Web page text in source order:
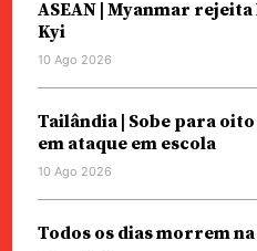
ASEAN | Myanmar
Kyi
10 Ago 2026
Tailândia | Sobe para
em ataque em escola
10 Ago 2026
Todos os dias morrem